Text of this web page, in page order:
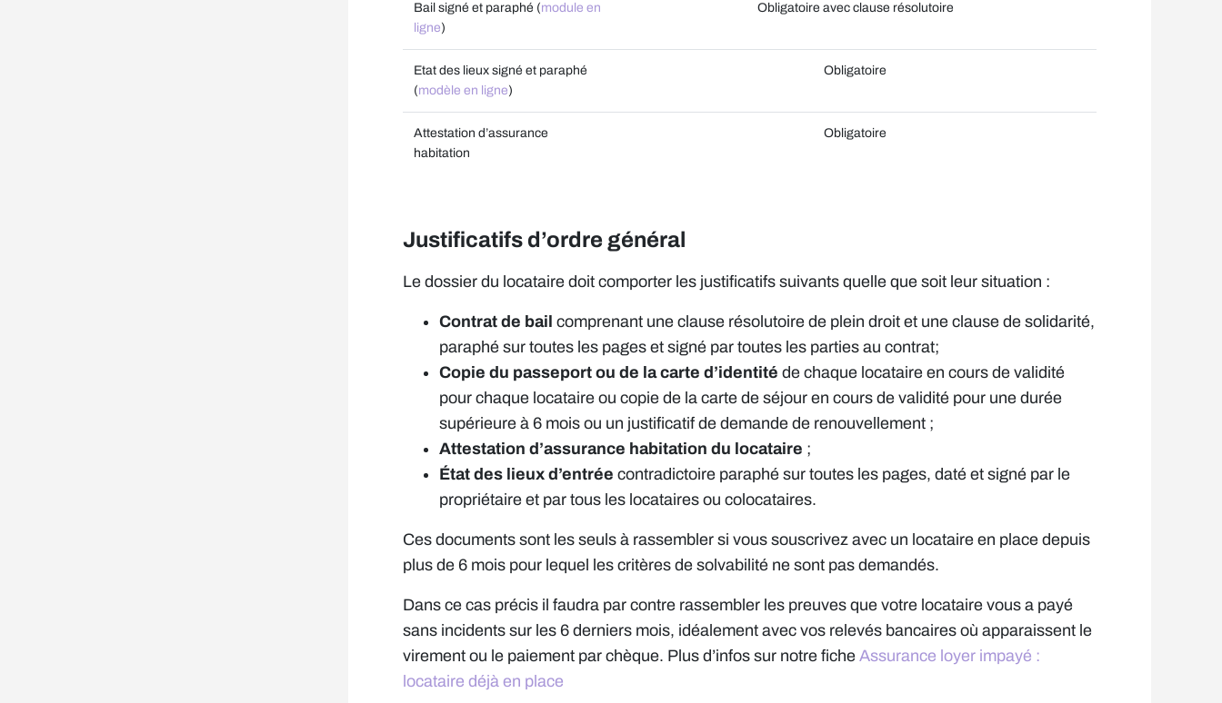
Bail signé et paraphé (module en
ligne)
Obligatoire avec clause résolutoire
Etat des lieux signé et paraphé
(modèle en ligne)
Obligatoire
Attestation d’assurance
habitation
Obligatoire
Justificatifs d’ordre général
Le dossier du locataire doit comporter les justificatifs suivants quelle que soit leur situation :
Contrat de bail comprenant une clause résolutoire de plein droit et une clause de solidarité,
paraphé sur toutes les pages et signé par toutes les parties au contrat;
Copie du passeport ou de la carte d’identité de chaque locataire en cours de validité
pour chaque locataire ou copie de la carte de séjour en cours de validité pour une durée
supérieure à 6 mois ou un justificatif de demande de renouvellement ;
Attestation d’assurance habitation du locataire ;
État des lieux d’entrée contradictoire paraphé sur toutes les pages, daté et signé par le
propriétaire et par tous les locataires ou colocataires.
Ces documents sont les seuls à rassembler si vous souscrivez avec un locataire en place depuis
plus de 6 mois pour lequel les critères de solvabilité ne sont pas demandés.
Dans ce cas précis il faudra par contre rassembler les preuves que votre locataire vous a payé
sans incidents sur les 6 derniers mois, idéalement avec vos relevés bancaires où apparaissent le
virement ou le paiement par chèque. Plus d’infos sur notre fiche Assurance loyer impayé :
locataire déjà en place